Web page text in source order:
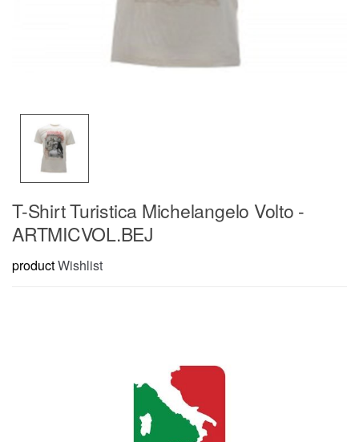
T-Shirt Turistica Michelangelo Volto -
ARTMICVOL.BEJ
productWishlist